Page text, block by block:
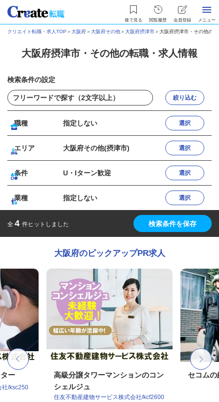
後で見る 閲覧履歴 会員登録 メニュー
クリエイト転職・求人TOP ＞大阪府＞大阪府その他＞大阪府摂津市＞大阪府摂津市・その他の
大阪府摂津市・その他の転職・求人情報
検索条件の設定
絞り込む
職種 指定しない 選択
エリア 大阪府その他(摂津市) 選択
条件 U・Iターン歓迎 選択
業種 指定しない 選択
全 4 件ヒットしました 検索条件を保存
大阪府のピックアップPR求人
ー
社/ksc250
高級分譲タワーマンションのコン
シェルジュ
住友不動産建物サービス株式会社/kcf2600
セコムの